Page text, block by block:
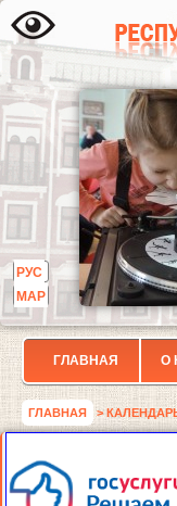
РУС
МАР
ГЛАВНАЯ О
ГЛАВНАЯ >